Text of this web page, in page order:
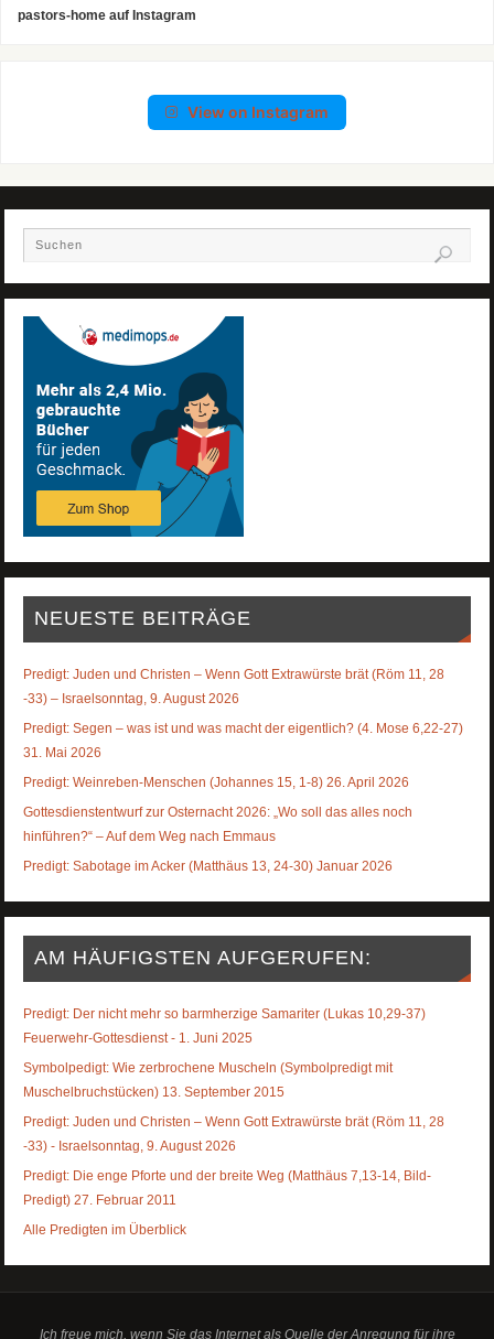
pastors-home auf Instagram
View on Instagram
NEUESTE BEITRÄGE
Predigt: Juden und Christen – Wenn Gott Extrawürste brät (Röm 11, 28
-33) – Israelsonntag, 9. August 2026
Predigt: Segen – was ist und was macht der eigentlich? (4. Mose 6,22-27)
31. Mai 2026
Predigt: Weinreben-Menschen (Johannes 15, 1-8) 26. April 2026
Gottesdienstentwurf zur Osternacht 2026: „Wo soll das alles noch
hinführen?“ – Auf dem Weg nach Emmaus
Predigt: Sabotage im Acker (Matthäus 13, 24-30) Januar 2026
AM HÄUFIGSTEN AUFGERUFEN:
Predigt: Der nicht mehr so barmherzige Samariter (Lukas 10,29-37)
Feuerwehr-Gottesdienst - 1. Juni 2025
Symbolpedigt: Wie zerbrochene Muscheln (Symbolpredigt mit
Muschelbruchstücken) 13. September 2015
Predigt: Juden und Christen – Wenn Gott Extrawürste brät (Röm 11, 28
-33) - Israelsonntag, 9. August 2026
Predigt: Die enge Pforte und der breite Weg (Matthäus 7,13-14, Bild-
Predigt) 27. Februar 2011
Alle Predigten im Überblick
Ich freue mich, wenn Sie das Internet als Quelle der Anregung für ihre